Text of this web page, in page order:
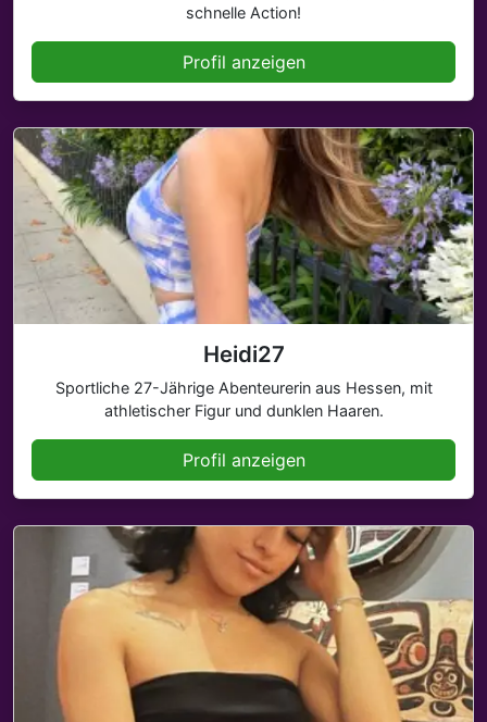
schnelle Action!
Profil anzeigen
Heidi27
Sportliche 27-Jährige Abenteurerin aus Hessen, mit
athletischer Figur und dunklen Haaren.
Profil anzeigen